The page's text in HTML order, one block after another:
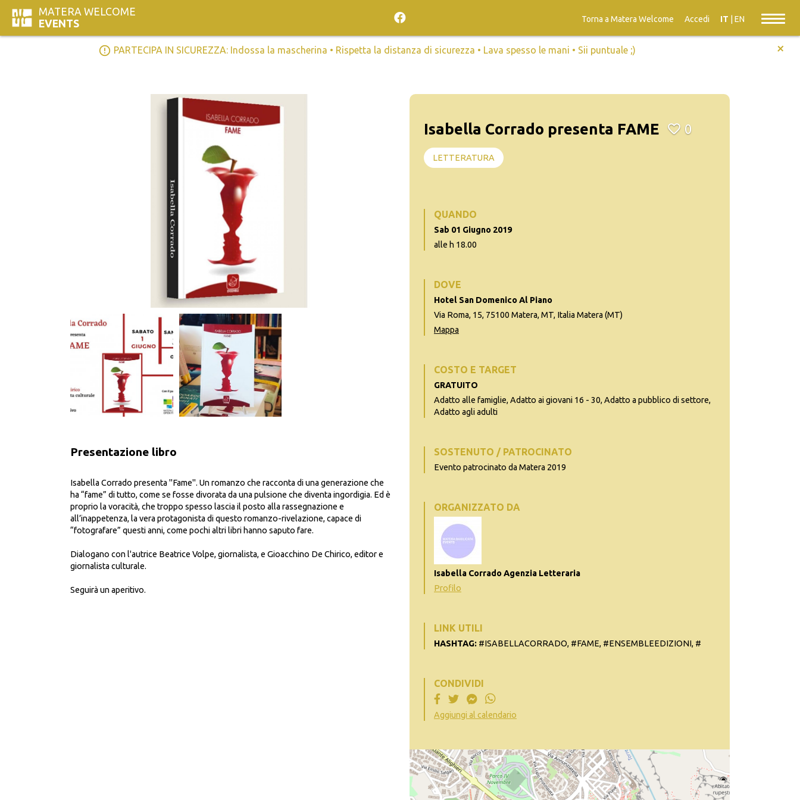
MATERA WELCOME
EVENTS
Torna a Matera Welcome Accedi IT EN
error_outline PARTECIPA IN SICUREZZA: Indossa la mascherina • Rispetta la distanza di sicurezza • Lava spesso le mani • Sii puntuale ;) +
Presentazione libro
Isabella Corrado presenta "Fame". Un romanzo che racconta di una generazione che
ha “fame” di tutto, come se fosse divorata da una pulsione che diventa ingordigia. Ed è
proprio la voracità, che troppo spesso lascia il posto alla rassegnazione e
all’inappetenza, la vera protagonista di questo romanzo-rivelazione, capace di
“fotografare” questi anni, come pochi altri libri hanno saputo fare.
Dialogano con l'autrice Beatrice Volpe, giornalista, e Gioacchino De Chirico, editor e
giornalista culturale.
Seguirà un aperitivo.
Isabella Corrado presenta FAME 0
LETTERATURA
QUANDO
Sab 01 Giugno 2019
alle h 18.00
DOVE
Hotel San Domenico Al Piano
Via Roma, 15, 75100 Matera, MT, Italia Matera (MT)
Mappa
COSTO E TARGET
GRATUITO
Adatto alle famiglie, Adatto ai giovani 16 - 30, Adatto a pubblico di settore,
Adatto agli adulti
SOSTENUTO / PATROCINATO
Evento patrocinato da Matera 2019
ORGANIZZATO DA
Isabella Corrado Agenzia Letteraria
Profilo
LINK UTILI
HASHTAG: #ISABELLACORRADO, #FAME, #ENSEMBLEEDIZIONI, #
CONDIVIDI
Aggiungi al calendario